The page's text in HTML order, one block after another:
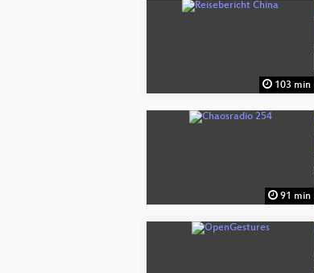
103 min
91 min